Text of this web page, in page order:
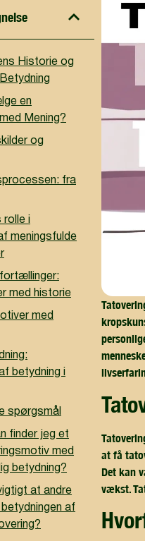
Historie og
en
Mening?
og
fra
rolle i
meningsfulde
med historie
med
betydning i
spørgsmål
finder jeg et
med
betydning?
at andre
af
at få
Det kan
vækst.